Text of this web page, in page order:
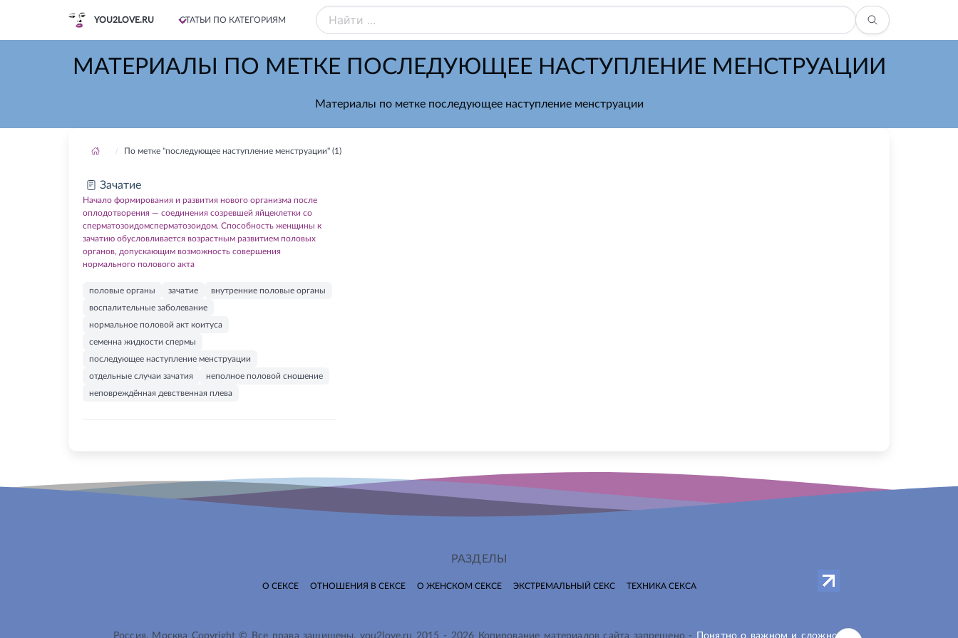
YOU2LOVE.RU СТАТЬИ ПО КАТЕГОРИЯМ
МАТЕРИАЛЫ ПО МЕТКЕ ПОСЛЕДУЮЩЕЕ НАСТУПЛЕНИЕ МЕНСТРУАЦИИ
Материалы по метке последующее наступление менструации
По метке "последующее наступление менструации" (1)
Зачатие
Начало формирования и развития нового организма после
оплодотворения — соединения созревшей яйцеклетки со
сперматозоидомсперматозоидом. Способность женщины к
зачатию обусловливается возрастным развитием половых
органов, допускающим возможность совершения
нормального полового акта
половые органы зачатие
внутренние половые органы
воспалительные заболевание
нормальное половой акт коитуса
семенна жидкости спермы
последующее наступление менструации
отдельные случаи зачатия
неполное половой сношение
неповреждённая девственная плева
РАЗДЕЛЫ
О СЕКСЕ ОТНОШЕНИЯ В СЕКСЕ О ЖЕНСКОМ СЕКСЕ ЭКСТРЕМАЛЬНЫЙ СЕКС ТЕХНИКА СЕКСА
Россия, Москва Copyright © Все права защищены. you2love.ru 2015 - 2026 Копирование материалов сайта запрещено - Понятно о важном и сложном